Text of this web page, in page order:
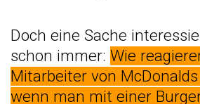
Doch eine Sache
schon immer: Wie
Mitarbeiter von
wenn man mit einer